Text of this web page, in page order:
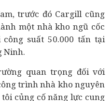
trước đó Cargill cũng
một nhà kho ngũ cốc
suất 50.000 tấn tại
Ninh.
quan trọng đối với
trình nhà kho nguyên
củng cố năng lực cung